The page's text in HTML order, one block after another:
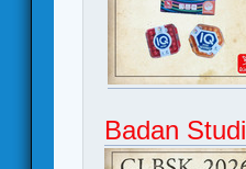
Badan